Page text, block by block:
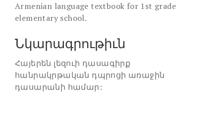
Armenian language textbook for 1st grade
elementary school.
Նկարագրութիւն
Հայերեն լեզուի դասագիրք
հանրակրթական դպրոցի առաջին
դասարանի համար: